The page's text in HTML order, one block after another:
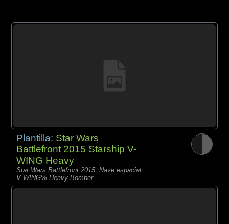
Plantilla: Star Wars
Battlefront 2015 Starship V-
WING Heavy
Star Wars Battlefront 2015, Nave espacial,
V-WING% Heavy Bomber